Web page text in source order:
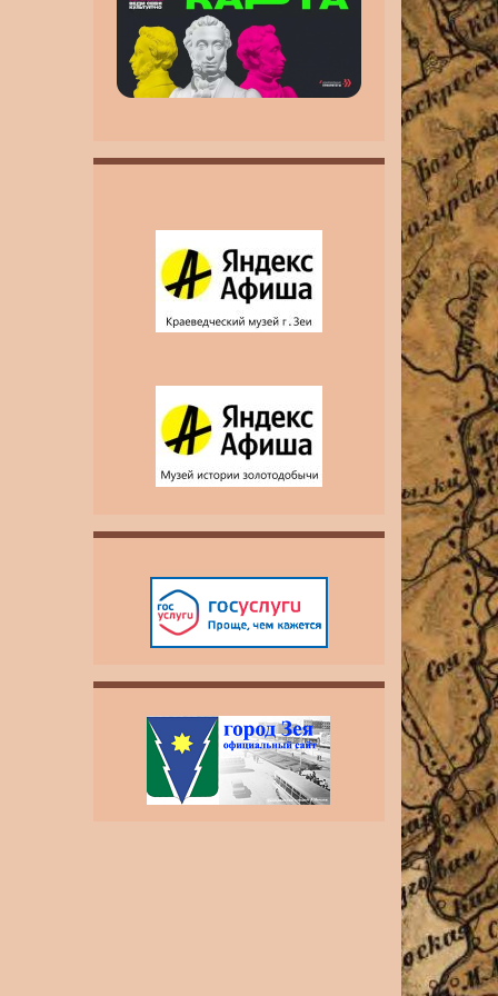
инвалидность MAX
MAX